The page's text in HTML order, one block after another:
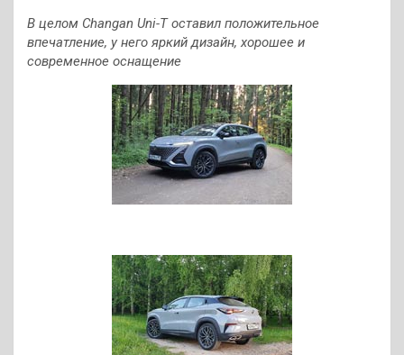
В целом Changan Uni-T оставил положительное
впечатление, у него яркий дизайн, хорошее и
современное оснащение